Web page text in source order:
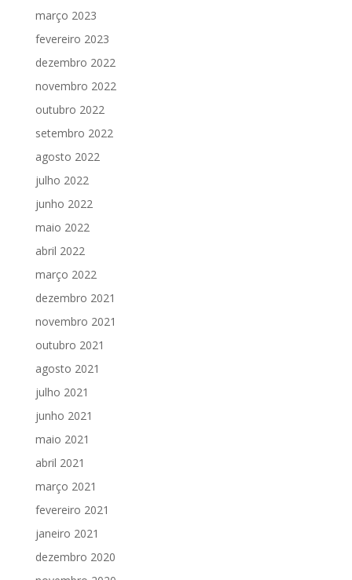
março 2023
fevereiro 2023
dezembro 2022
novembro 2022
outubro 2022
setembro 2022
agosto 2022
julho 2022
junho 2022
maio 2022
abril 2022
março 2022
dezembro 2021
novembro 2021
outubro 2021
agosto 2021
julho 2021
junho 2021
maio 2021
abril 2021
março 2021
fevereiro 2021
janeiro 2021
dezembro 2020